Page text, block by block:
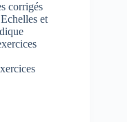
corrigés
et